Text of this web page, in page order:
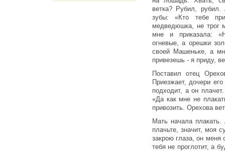
ветка? Рубил,
зубы: «Кто тебе
медведюшка, не трог
мне и приказала:
огневые, а орешки
своей Машеньке, а
привезешь - я приду,
Поставил отец
Приезжает, дочери
подходит, а он
«Да как мне не
привозить. Орехова
Мать начала
плачьте, значит, моя
закрою глаза, он меня
тебя не проглотит, а